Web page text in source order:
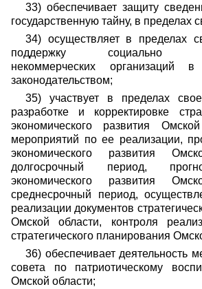
33) обеспечивает защиту
государственную тайну, в пределах
34) осуществляет в пределах
поддержку социально
некоммерческих организаций
законодательством;
35) участвует в пределах
разработке и корректировке
экономического развития
мероприятий по ее реализации,
экономического развития
долгосрочный период,
экономического развития
среднесрочный период,
реализации документов
Омской области, контроля
стратегического планирования
36) обеспечивает деятельность
совета по патриотическому
Омской области;